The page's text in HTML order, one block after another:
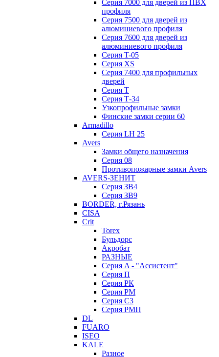
Серия 7000 для дверей из ПВХ
профиля
Серия 7500 для дверей из
алюминиевого профиля
Серия 7600 для дверей из
алюминиевого профиля
Серия T-05
Серия XS
Серия 7400 для профильных
дверей
Серия Т
Серия Т-34
Узкопрофильные замки
Финские замки серии 60
Armadillo
Серия LH 25
Avers
Замки общего назначения
Серия 08
Противопожарные замки Avers
AVERS-ЗЕНИТ
Серия ЗВ4
Серия ЗВ9
BORDER, г.Рязань
CISA
Crit
Torex
Бульдорс
Акробат
РАЗНЫЕ
Серия A - "Ассистент"
Серия П
Серия РК
Серия РМ
Серия С3
Серия РМП
DL
FUARO
ISEO
KALE
Разное